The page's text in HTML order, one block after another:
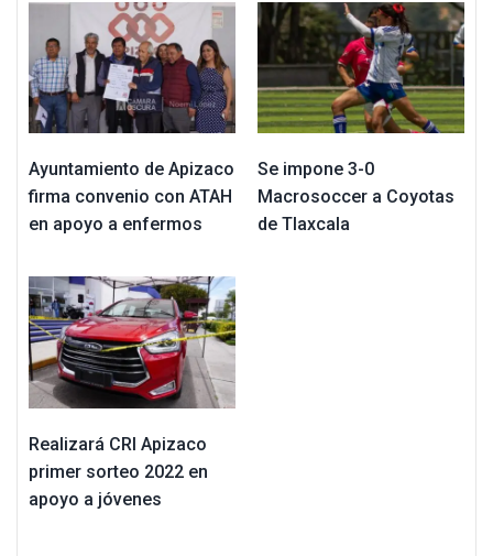
Ayuntamiento de Apizaco
firma convenio con ATAH
en apoyo a enfermos
Se impone 3-0
Macrosoccer a Coyotas
de Tlaxcala
Realizará CRI Apizaco
primer sorteo 2022 en
apoyo a jóvenes